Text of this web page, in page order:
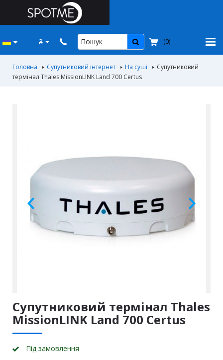
₴ (0)
Головна Супутниковий інтернет На суші
Супутниковий
термінал Thales MissionLINK Land 700 Certus
Супутниковий термінал Thales
MissionLINK Land 700 Certus
Пiд замовлення